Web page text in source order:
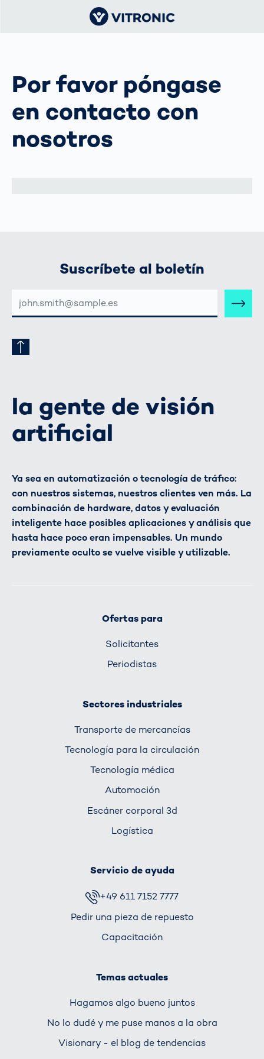
Por favor póngase
en contacto con
nosotros
Suscríbete al boletín
CORREO
la gente de visión
artificial
Ya sea en automatización o tecnología de tráfico:
con nuestros sistemas, nuestros clientes ven más. La
combinación de hardware, datos y evaluación
inteligente hace posibles aplicaciones y análisis que
hasta hace poco eran impensables. Un mundo
previamente oculto se vuelve visible y utilizable.
Ofertas para
Solicitantes
Periodistas
Sectores industriales
Transporte de mercancías
Tecnología para la circulación
Tecnología médica
Automoción
Escáner corporal 3d
Logística
Servicio de ayuda
+49 611 7152 7777
Pedir una pieza de repuesto
Capacitación
Temas actuales
Hagamos algo bueno juntos
No lo dudé y me puse manos a la obra
Visionary - el blog de tendencias